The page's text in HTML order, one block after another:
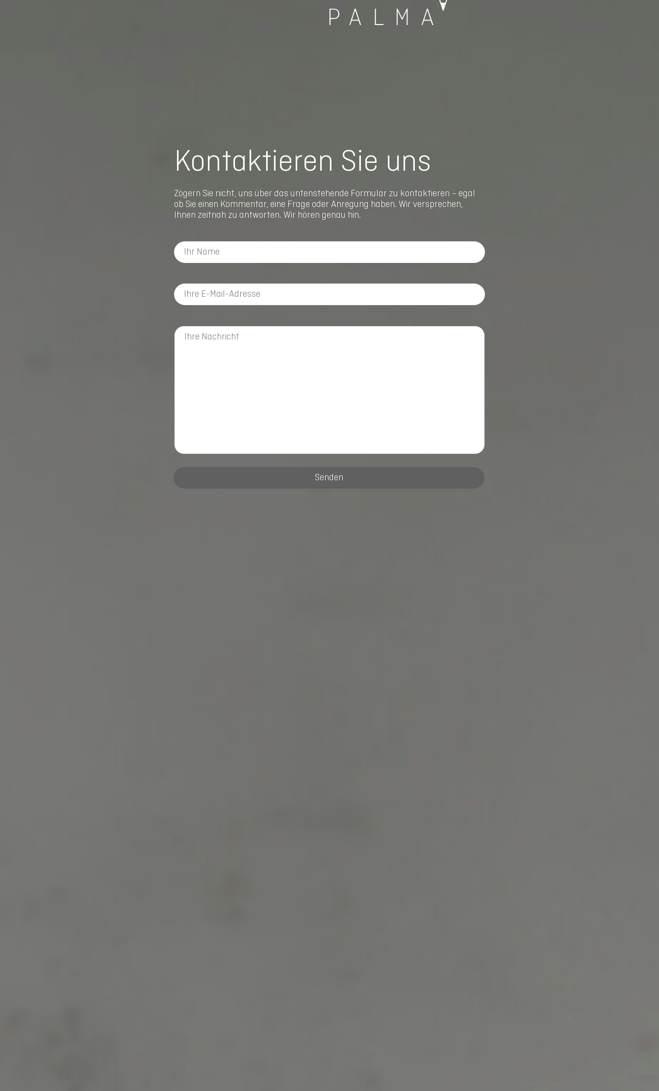
Kontaktieren Sie uns
Zögern Sie nicht, uns über das untenstehende Formular zu kontaktieren – egal
ob Sie einen Kommentar, eine Frage oder Anregung haben. Wir versprechen,
Ihnen zeitnah zu antworten. Wir hören genau hin.